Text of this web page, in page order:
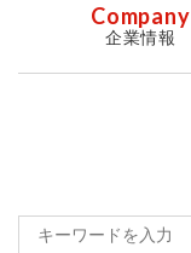
Company
企業情報